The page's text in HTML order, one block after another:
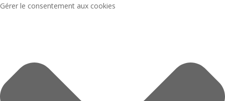
Gérer le consentement aux cookies